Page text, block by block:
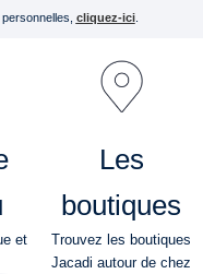
cliquez-ici.
et
Les
boutiques
Trouvez les boutiques
Jacadi autour de chez